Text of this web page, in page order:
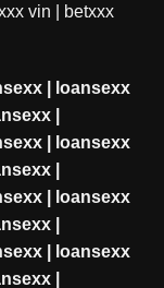
vin
betxxx
|
loansexx
|
|
loansexx
|
|
loansexx
|
|
loansexx
|